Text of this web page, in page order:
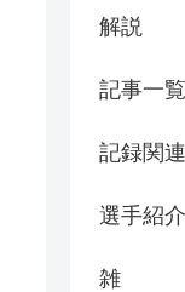
解説
記事一覧
記録関連
選手紹介
雑